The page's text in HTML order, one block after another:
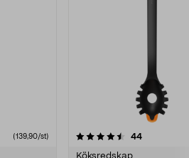
(139,90/st) 44recensioner
4.5av 5 stjärnor